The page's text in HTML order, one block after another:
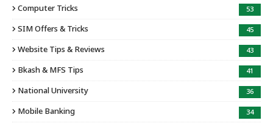
Computer Tricks 53
SIM Offers & Tricks 45
Website Tips & Reviews 43
Bkash & MFS Tips 41
National University 36
Mobile Banking 34